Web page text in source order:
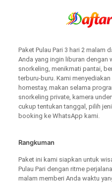
Paket Pulau Pari 3 hari 2 malam
Anda yang ingin liburan dengan
snorkeling, menikmati pantai,
terburu-buru. Kami
homestay, makan selama
snorkeling private, kamera
cukup tentukan tanggal, pilih
booking ke WhatsApp kami.
Rangkuman
Paket ini kami siapkan untuk
Pulau Pari dengan ritme
malam memberi Anda waktu